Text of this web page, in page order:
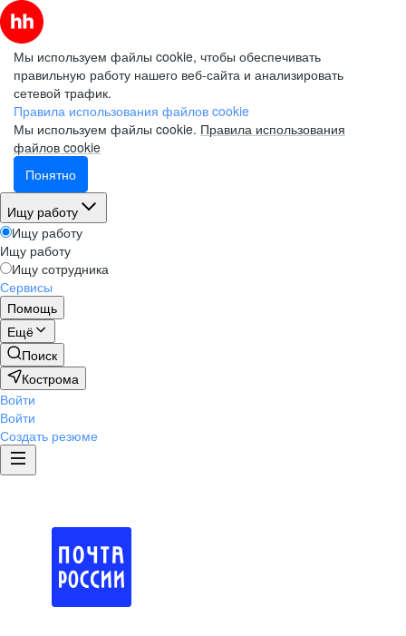
Мы используем файлы cookie, чтобы обеспечивать
правильную работу нашего веб-сайта и анализировать
сетевой трафик.
Правила использования файлов cookie
Мы используем файлы cookie. Правила использования
файлов cookie
Понятно
Ищу работу
Ищу работу
Ищу работу
Ищу сотрудника
Сервисы
Помощь
Ещё
Поиск
Кострома
Войти
Войти
Создать резюме